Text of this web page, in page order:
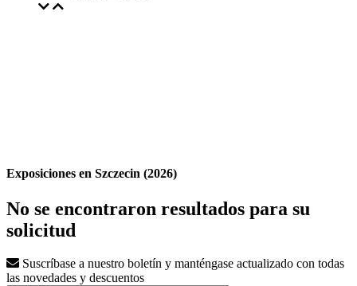
Exposiciones en Szczecin (2026)
No se encontraron resultados para su
solicitud
Suscríbase a nuestro boletín y manténgase actualizado con todas
las novedades y descuentos